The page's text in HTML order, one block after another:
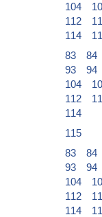
104
112
114
83 84
93
94
104
112
114
115
83 84
93
94
104
112
114